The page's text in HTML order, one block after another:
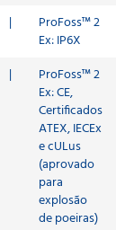
|
ProFoss™ 2
Ex: IP6X
|
ProFoss™ 2
Ex: CE,
Certificados
ATEX, IECEx
e cULus
(aprovado
para
explosão
de poeiras)